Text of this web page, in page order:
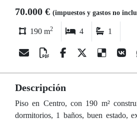
70.000 € (impuestos y gastos no
190 m2 4 1
Descripción
Piso en Centro, con 190 m²
dormitorios, 1 baños, buen estado,